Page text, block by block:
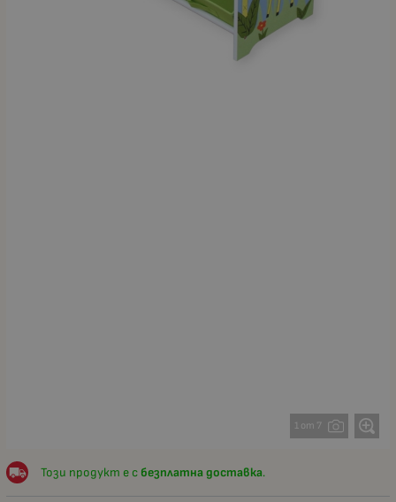
1 от 7
Този продукт е с безплатна доставка.